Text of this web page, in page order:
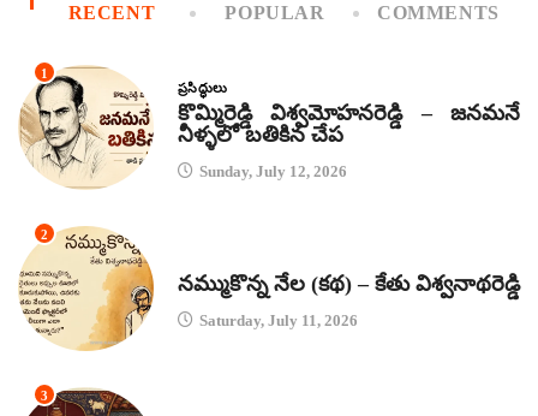
RECENT POPULAR COMMENTS
1
ప్రసిద్ధులు
కొమ్మిరెడ్డి విశ్వమోహనరెడ్డి – జనమనే
నీళ్ళలో బతికిన చేప
Sunday, July 12, 2026
2
నమ్ముకొన్న నేల (కథ) – కేతు విశ్వనాథరెడ్డి
Saturday, July 11, 2026
3